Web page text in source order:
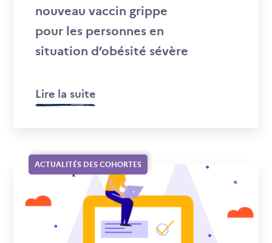
nouveau vaccin grippe
pour les personnes en
situation d’obésité sévère
Lire la suite
ACTUALITÉS DES COHORTES